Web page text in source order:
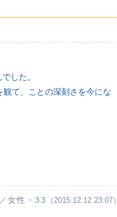
した。
て、ことの深刻さを今にな
／女性・33 （2015.12.12 23:07）